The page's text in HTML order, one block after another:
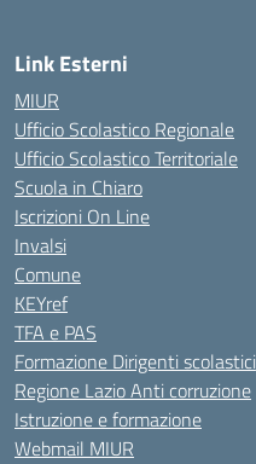
Link Esterni
MIUR
Ufficio Scolastico Regionale
Ufficio Scolastico Territoriale
Scuola in Chiaro
Iscrizioni On Line
Invalsi
Comune
KEYref
TFA e PAS
Formazione Dirigenti scolastici
Regione Lazio Anti corruzione
Istruzione e formazione
Webmail MIUR